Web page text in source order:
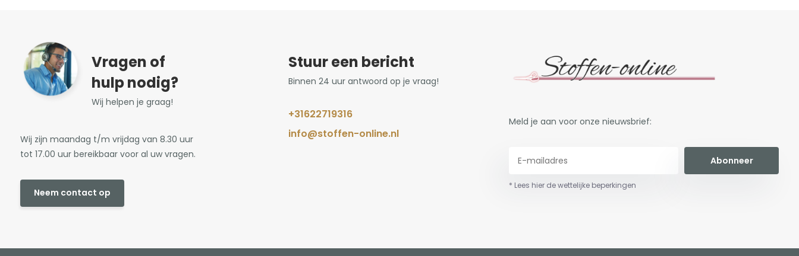
Vragen of
hulp nodig?
Wij helpen je graag!
Wij zijn maandag t/m vrijdag van 8.30 uur
tot 17.00 uur bereikbaar voor al uw vragen.
Neem contact op
Stuur een bericht
Binnen 24 uur antwoord op je vraag!
+31622719316
info@stoffen-online.nl
Meld je aan voor onze nieuwsbrief:
Abonneer
* Lees hier de wettelijke beperkingen